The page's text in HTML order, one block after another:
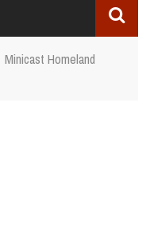
Minicast Homeland